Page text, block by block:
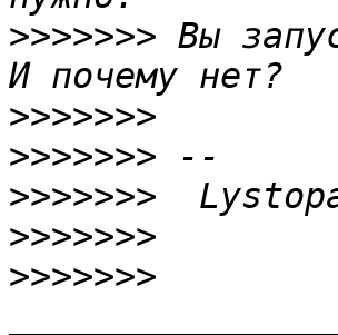
>>>>>>> Вы
>>>>>>>
>>>>>>>
>>>>>>>
>>>>>>>
>>>>>>>